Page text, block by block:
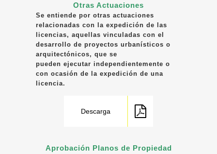
Otras Actuaciones
Se entiende por otras actuaciones
relacionadas con la expedición de las
licencias, aquellas vinculadas con el
desarrollo de proyectos urbanísticos o
arquitectónicos, que se
pueden ejecutar independientemente o
con ocasión de la expedición de una
licencia.
Descarga
Aprobación Planos de Propiedad